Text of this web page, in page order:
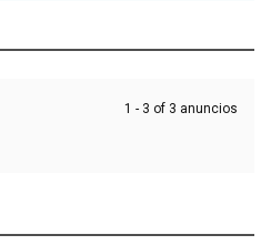
1 - 3 of 3 anuncios